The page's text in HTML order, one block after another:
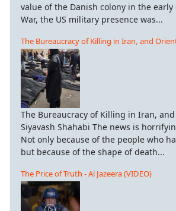
value of the Danish colony in the early
War, the US military presence was...
The Bureaucracy of Killing in Iran, and
The Bureaucracy of Killing in Iran,
Siyavash Shahabi The news is
Not only because of the people who
but because of the shape of death...
The Price of Truth - Al Jazeera (VIDEO)